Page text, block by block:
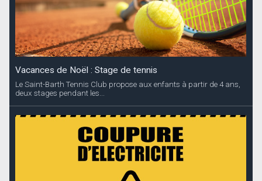
Vacances de Noël : Stage de tennis
Le Saint-Barth Tennis Club propose aux enfants à partir de 4 ans,
deux stages pendant les...